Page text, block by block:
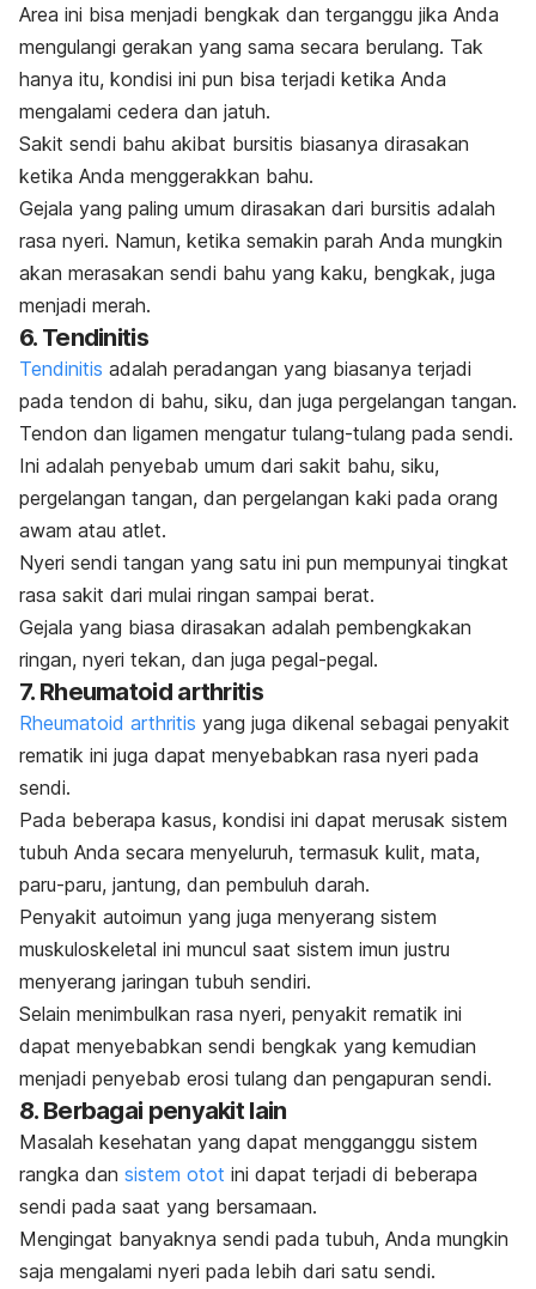
Area ini bisa menjadi bengkak dan terganggu jika Anda
mengulangi gerakan yang sama secara berulang. Tak
hanya itu, kondisi ini pun bisa terjadi ketika Anda
mengalami cedera dan jatuh.
Sakit sendi bahu akibat bursitis biasanya dirasakan
ketika Anda menggerakkan bahu.
Gejala yang paling umum dirasakan dari bursitis adalah
rasa nyeri. Namun, ketika semakin parah Anda mungkin
akan merasakan sendi bahu yang kaku, bengkak, juga
menjadi merah.
6. Tendinitis
Tendinitis adalah peradangan yang biasanya terjadi
pada tendon di bahu, siku, dan juga pergelangan tangan.
Tendon dan ligamen mengatur tulang-tulang pada sendi.
Ini adalah penyebab umum dari sakit bahu, siku,
pergelangan tangan, dan pergelangan kaki pada orang
awam atau atlet.
Nyeri sendi tangan yang satu ini pun mempunyai tingkat
rasa sakit dari mulai ringan sampai berat.
Gejala yang biasa dirasakan adalah pembengkakan
ringan, nyeri tekan, dan juga pegal-pegal.
7. Rheumatoid arthritis
Rheumatoid arthritis yang juga dikenal sebagai penyakit
rematik ini juga dapat menyebabkan rasa nyeri pada
sendi.
Pada beberapa kasus, kondisi ini dapat merusak sistem
tubuh Anda secara menyeluruh, termasuk kulit, mata,
paru-paru, jantung, dan pembuluh darah.
Penyakit autoimun yang juga menyerang sistem
muskuloskeletal ini muncul saat sistem imun justru
menyerang jaringan tubuh sendiri.
Selain menimbulkan rasa nyeri, penyakit rematik ini
dapat menyebabkan sendi bengkak yang kemudian
menjadi penyebab erosi tulang dan pengapuran sendi.
8. Berbagai penyakit lain
Masalah kesehatan yang dapat mengganggu sistem
rangka dan sistem otot ini dapat terjadi di beberapa
sendi pada saat yang bersamaan.
Mengingat banyaknya sendi pada tubuh, Anda mungkin
saja mengalami nyeri pada lebih dari satu sendi.